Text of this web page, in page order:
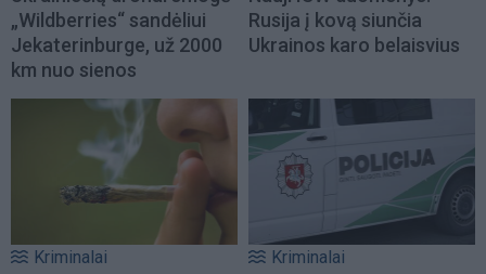
„Wildberries“ sandėliui
Jekaterinburge, už 2000
km nuo sienos
Rusija į kovą siunčia
Ukrainos karo belaisvius
Kriminalai Kriminalai